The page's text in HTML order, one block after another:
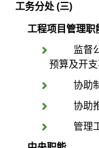
工务分处 (三)
工程项目管理职
监督公营
预算及开
协助制
协助推
管理工